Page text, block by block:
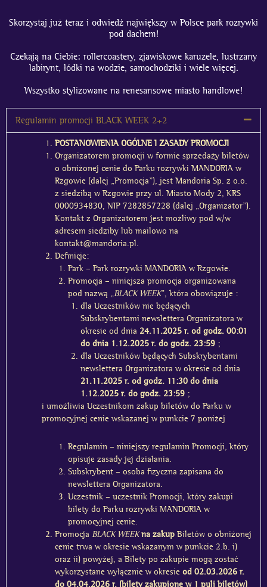
Skorzystaj już teraz i odwiedź największy w Polsce park rozrywki
pod dachem!
Czekają na Ciebie: rollercoastery, zjawiskowe karuzele, lustrzany
labirynt, łódki na wodzie, samochodziki i wiele więcej.
Wszystko stylizowane na renesansowe miasto handlowe!
Regulamin promocji BLACK WEEK 2+2
POSTANOWIENIA OGÓLNE I ZASADY PROMOCJI
Organizatorem promocji w formie sprzedaży biletów
o obniżonej cenie do Parku rozrywki MANDORIA w
Rzgowie (dalej „Promocja”), jest Mandoria Sp. z o.o.
z siedzibą w Rzgowie przy ul. Miasto Mody 2, KRS
0000934830, NIP 7282857228 (dalej „Organizator”).
Kontakt z Organizatorem jest możliwy pod w/w
adresem siedziby lub mailowo na
kontakt@mandoria.pl.
Definicje:
Park– Park rozrywki MANDORIA w Rzgowie.
Promocja – niniejsza promocja organizowana
pod nazwą „BLACK WEEK”, która obowiązuje :
dla Uczestnikównie będących
Subskrybentami newslettera Organizatora w
okresie od dnia 24.11.2025 r. od godz. 00:01
do dnia 1.12.2025 r. do godz. 23:59 ;
dla UczestnikówbędącychSubskrybentami
newslettera Organizatora w okresie od dnia
21.11.2025 r. od godz. 11:30 do dnia
1.12.2025 r. do godz. 23:59 ;
i umożliwia Uczestnikom zakup biletów do Parku w
promocyjnej cenie wskazanej w punkcie 7 poniżej
Regulamin – niniejszy regulamin Promocji, który
opisuje zasady jej działania.
Subskrybent– osoba fizyczna zapisana do
newslettera Organizatora.
Uczestnik– uczestnik Promocji, który zakupi
bilety do Parku rozrywki MANDORIA w
promocyjnej cenie.
Promocja BLACK WEEK na zakupBiletów o obniżonej
cenie trwa w okresie wskazanym w punkcie 2.b. i)
oraz ii) powyżej, a Bilety po zakupie mogą zostać
wykorzystane wyłącznie w okresie od 02.03.2026 r.
do 04.04.2026 r. (bilety zakupione w 1 puli biletów)